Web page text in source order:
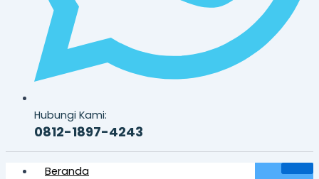
Hubungi Kami:
0812-1897-4243
Beranda